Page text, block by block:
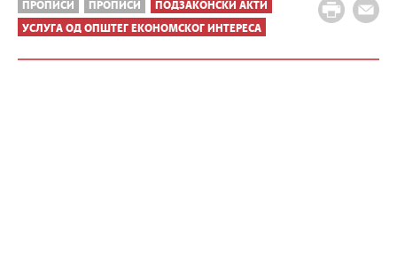
ПРОПИСИ ПРОПИСИ ПОДЗАКОНСКИ АКТИ
УСЛУГA ОД ОПШТЕГ ЕКОНОМСКОГ ИНТЕРЕСА